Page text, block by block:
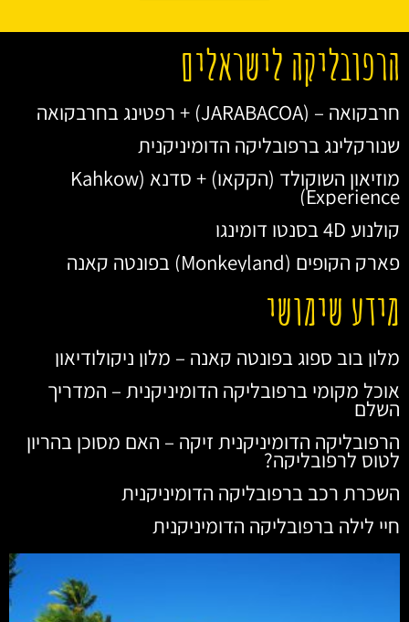
הרפובליקה לישראלים
חרבקואה – (JARABACOA) + רפטינג בחרבקואה
שנורקלינג ברפובליקה הדומיניקנית
מוזיאון השוקולד (הקקאו) + סדנא (Kahkow
Experience)
קולנוע 4D בסנטו דומינגו
פארק הקופים (Monkeyland) בפונטה קאנה
מידע שימושי
מלון בוב ספוג בפונטה קאנה – מלון ניקולודיאון
אוכל מקומי ברפובליקה הדומיניקנית – המדריך
השלם
הרפובליקה הדומיניקנית זיקה – האם מסוכן בהריון
לטוס לרפובליקה?
השכרת רכב ברפובליקה הדומיניקנית
חיי לילה ברפובליקה הדומיניקנית